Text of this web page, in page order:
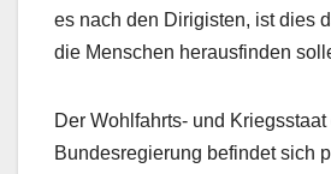
es nach den Dirigisten, ist dies
die Menschen herausfinden
Der Wohlfahrts- und Kriegsstaat
Bundesregierung befindet sich